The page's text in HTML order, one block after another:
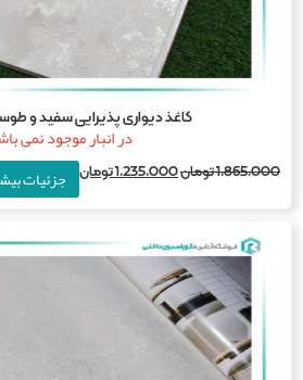
کاغذ دیواری پذیرایی سفید و طوسی کد C1448
در انبار موجود نمی باشد
تومان1,235,000تومان جزئیات بیشتر ...